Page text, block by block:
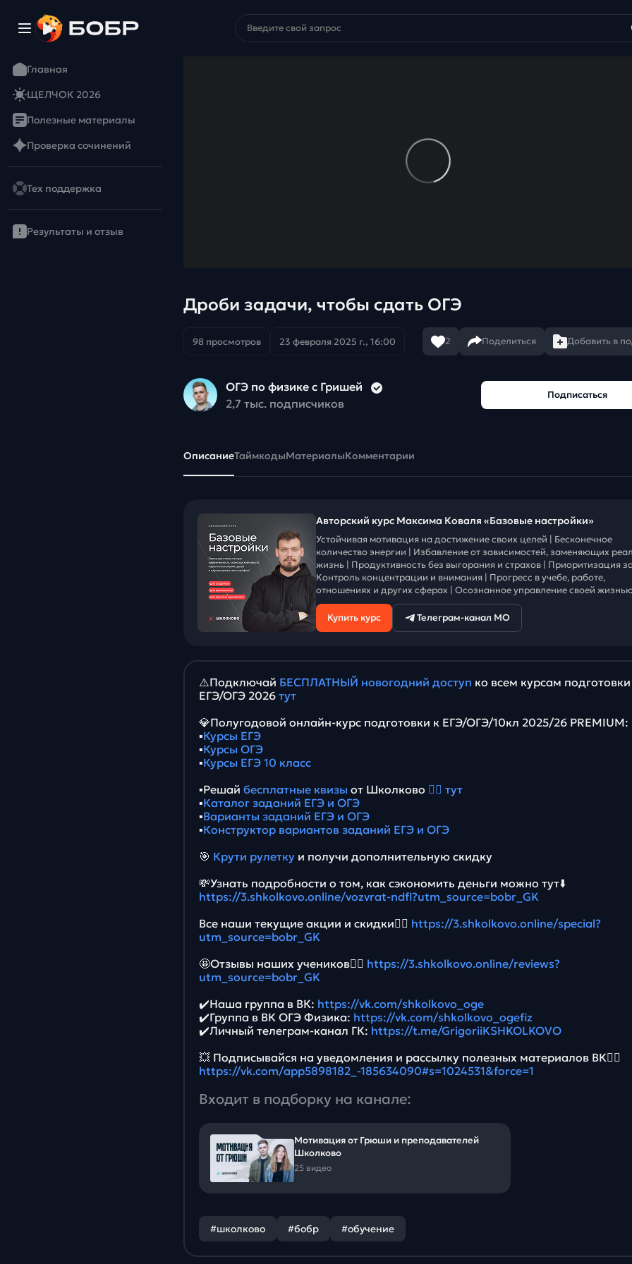
Главная
ЩЕЛЧОК 2026
Полезные материалы
Проверка сочинений
Тех поддержка
Результаты и отзыв
Дроби задачи, чтобы сдать ОГЭ
98 просмотров 23 февраля 2025 г., 16:00 2 Поделиться Добавить в
ОГЭ по физике с Гришей
2,7 тыс. подписчиков
Подписаться
ОписаниеТаймкодыМатериалыКомментарии
Авторский курс Максима Коваля «Базовые настройки»
Устойчивая мотивация на достижение своих целей | Бесконечное
количество энергии | Избавление от зависимостей, заменяющих
жизнь | Продуктивность без выгорания и страхов | Приоритизация
Контроль концентрации и внимания | Прогресс в учебе, работе,
отношениях и других сферах | Осознанное управление своей
Купить курс Телеграм-канал МО
⚠️Подключай БЕСПЛАТНЫЙ новогодний доступ ко всем курсам
ЕГЭ/ОГЭ 2026 тут
💎Полугодовой онлайн-курс подготовки к ЕГЭ/ОГЭ/10кл 2025/26 PREMIUM:
▪️Курсы ЕГЭ
▪️Курсы ОГЭ
▪️Курсы ЕГЭ 10 класс
▪️Решай бесплатные квизы от Школково 👉🏻 тут
▪️Каталог заданий ЕГЭ и ОГЭ
▪️Варианты заданий ЕГЭ и ОГЭ
▪️Конструктор вариантов заданий ЕГЭ и ОГЭ
🎯 Крути рулетку и получи дополнительную скидку
💸Узнать подробности о том, как сэкономить деньги можно тут⬇️
https://3.shkolkovo.online/vozvrat-ndfl?utm_source=bobr_GK
Все наши текущие акции и скидки👉🏻 https://3.shkolkovo.online/special?
utm_source=bobr_GK
🤩Отзывы наших учеников👉🏻 https://3.shkolkovo.online/reviews?
utm_source=bobr_GK
✔️Наша группа в ВК: https://vk.com/shkolkovo_oge
✔️Группа в ВК ОГЭ Физика: https://vk.com/shkolkovo_ogefiz
✔️Личный телеграм-канал ГК: https://t.me/GrigoriiKSHKOLKOVO
💥 Подписывайся на уведомления и рассылку полезных материалов ВК👉🏻
https://vk.com/app5898182_-185634090#s=1024531&force=1
Входит в подборку на канале:
Мотивация от Грюши и преподавателей
Школково
25 видео
#школково #бобр #обучение